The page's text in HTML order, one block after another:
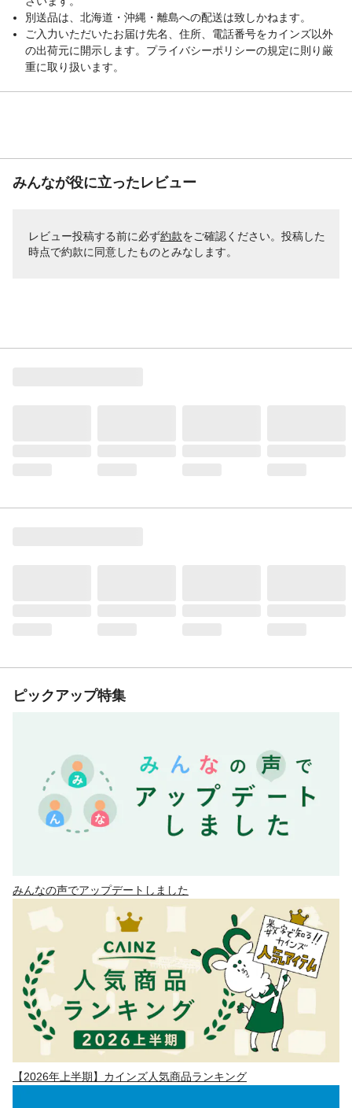
別送品は、北海道・沖縄・離島への配送は致しかねます。
ご入力いただいたお届け先名、住所、電話番号をカインズ以外
の出荷元に開示します。プライバシーポリシーの規定に則り厳
重に取り扱います。
みんなが役に立ったレビュー
レビュー投稿する前に必ず約款をご確認ください。投稿した
時点で約款に同意したものとみなします。
ピックアップ特集
みんなの声でアップデートしました
【2026年上半期】カインズ人気商品ランキング